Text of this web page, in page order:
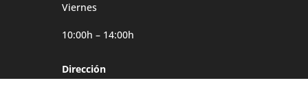
Viernes
10:00h – 14:00h
Dirección